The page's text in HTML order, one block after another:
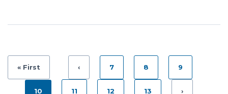
« First ‹ 7 8 9
10 11 12 13 ›